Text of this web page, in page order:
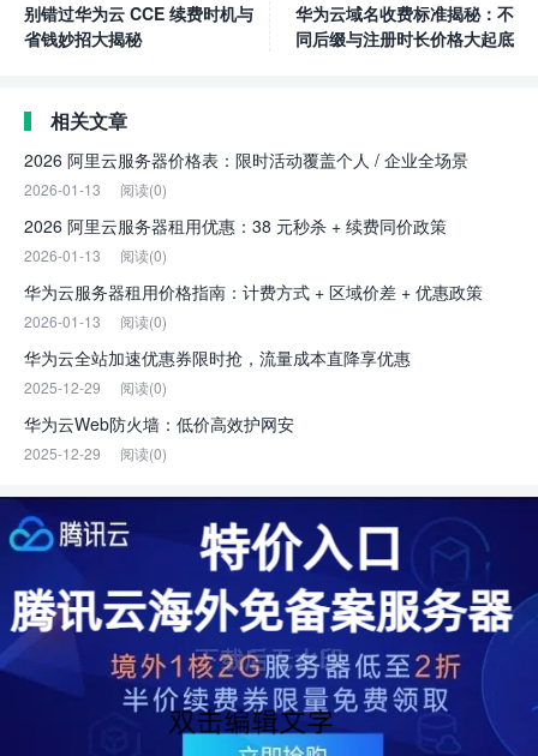
别错过华为云 CCE 续费时机与
省钱妙招大揭秘
华为云域名收费标准揭秘：不
同后缀与注册时长价格大起底
相关文章
2026 阿里云服务器价格表：限时活动覆盖个人 / 企业全场景
2026-01-13 阅读(0)
2026 阿里云服务器租用优惠：38 元秒杀 + 续费同价政策
2026-01-13 阅读(0)
华为云服务器租用价格指南：计费方式 + 区域价差 + 优惠政策
2026-01-13 阅读(0)
华为云全站加速优惠券限时抢，流量成本直降享优惠
2025-12-29 阅读(0)
华为云Web防火墙：低价高效护网安
2025-12-29 阅读(0)